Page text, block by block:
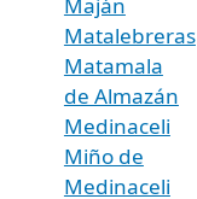
Matalebreras
Matamala
de Almazán
Medinaceli
Miño de
Medinaceli